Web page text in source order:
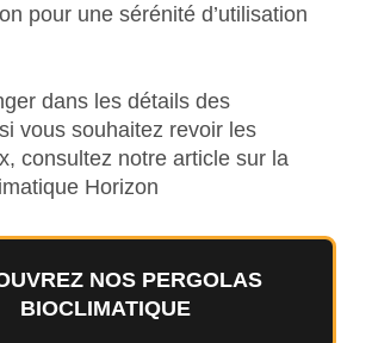
pour une sérénité d’utilisation
dans les détails des
vous souhaitez revoir les
consultez notre article sur la
Horizon
NOS PERGOLAS
BIOCLIMATIQUE